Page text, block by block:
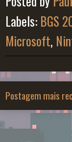
Labels: BGS
Microsoft,
Postagem mais